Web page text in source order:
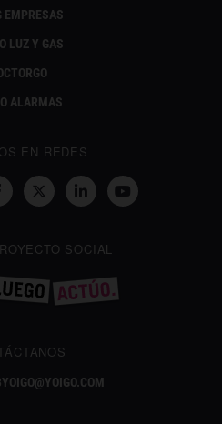
EMPRESAS
LUZ Y GAS
ALARMAS
EN REDES
SOCIAL